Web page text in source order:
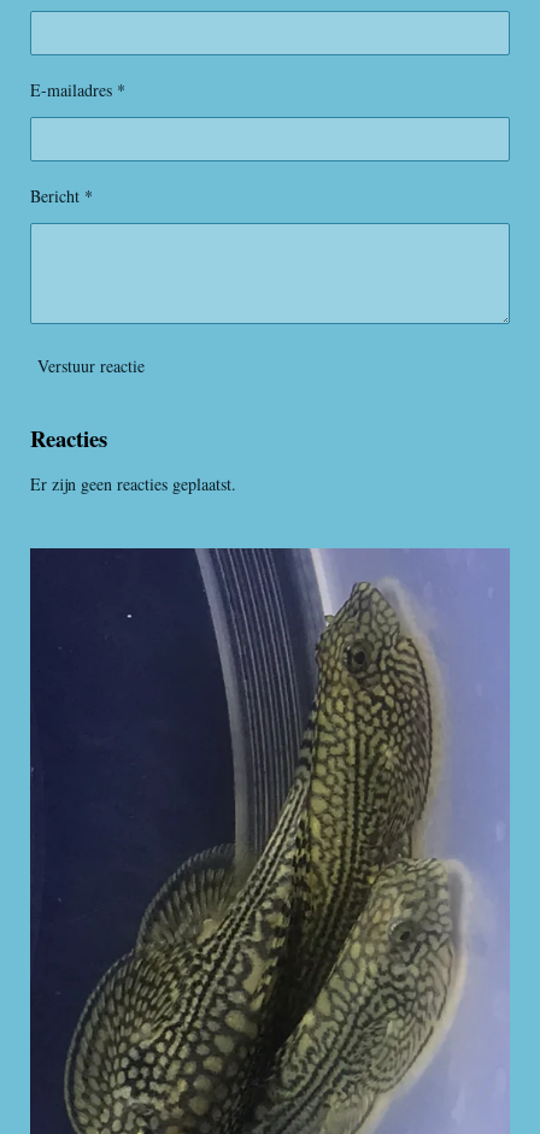
s
t
r
e
n
e
n
e
n
e
n
e
n
E-mailadres *
Bericht *
Verstuur reactie
Reacties
Er zijn geen reacties geplaatst.